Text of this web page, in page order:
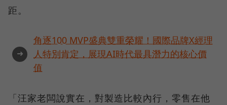
距。
➜
角逐100 MVP盛典雙重榮耀！國際品牌X經理
人特別肯定，展現AI時代最具潛力的核心價
值
「汪家老闆說實在，對製造比較內行，零售在他